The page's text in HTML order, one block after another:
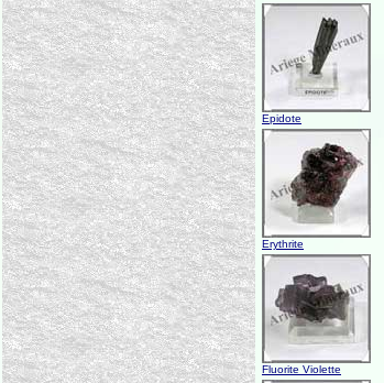
Epidote
Erythrite
Fluorite Violette